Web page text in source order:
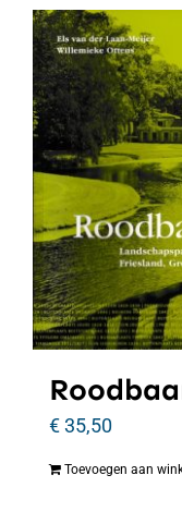
€35,50
Toevoegen aan